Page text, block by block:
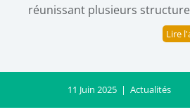
réunissant plusieurs
Lire
11 Juin 2025 | Actualités